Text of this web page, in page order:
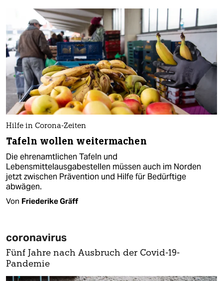
Hilfe in Corona-Zeiten
Tafeln wollen weitermachen
Die ehrenamtlichen Tafeln und
Lebensmittelausgabestellen müssen auch im Norden
jetzt zwischen Prävention und Hilfe für Bedürftige
abwägen.
Von Friederike Gräff
coronavirus
Fünf Jahre nach Ausbruch der Covid-19-
Pandemie